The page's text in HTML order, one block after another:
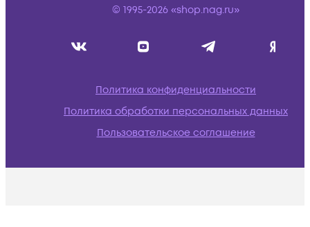
© 1995-2026 «shop.nag.ru»
Политика конфиденциальности
Политика обработки персональных данных
Пользовательское соглашение